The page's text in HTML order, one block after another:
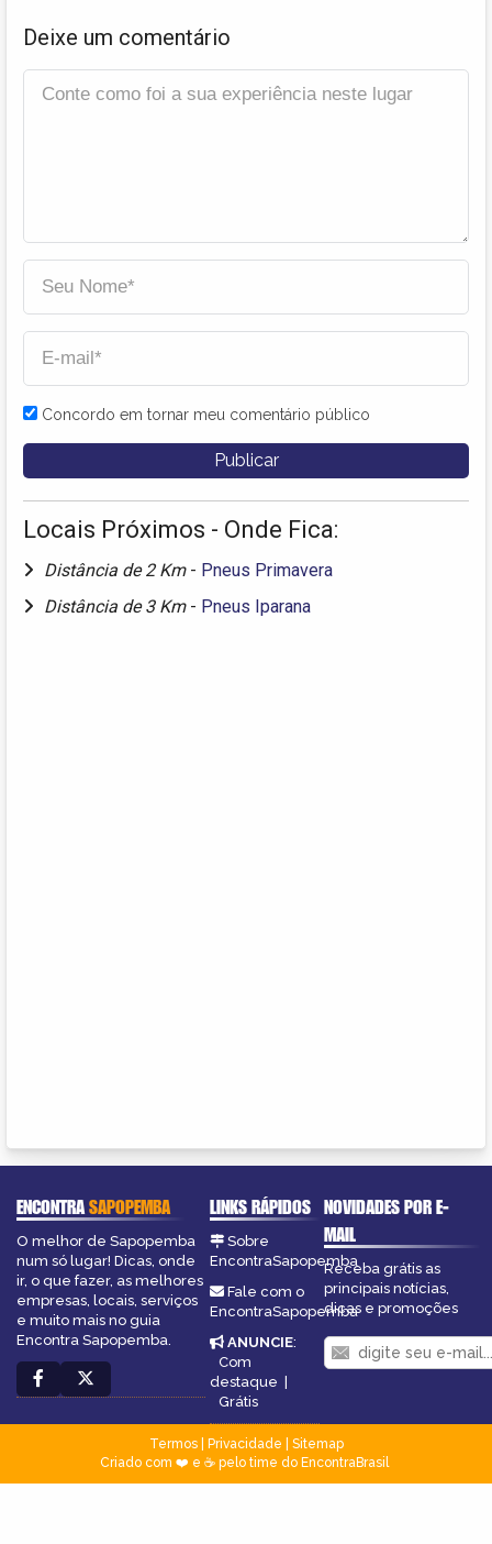
Deixe um comentário
Concordo em tornar meu comentário público
Locais Próximos - Onde Fica:
Distância de 2 Km - Pneus Primavera
Distância de 3 Km - Pneus Iparana
ENCONTRASAPOPEMBA
O melhor de Sapopemba
num só lugar! Dicas, onde
ir, o que fazer, as melhores
empresas, locais, serviços
e muito mais no guia
Encontra Sapopemba.
LINKS RÁPIDOS
Sobre
EncontraSapopemba
Fale com o
EncontraSapopemba
ANUNCIE:
Com
destaque
Grátis
NOVIDADES POR E-
MAIL
Receba grátis as
principais notícias,
dicas e promoções
Termos| Privacidade
Sitemap
Criado com ❤️ e ☕ pelo time do EncontraBrasil